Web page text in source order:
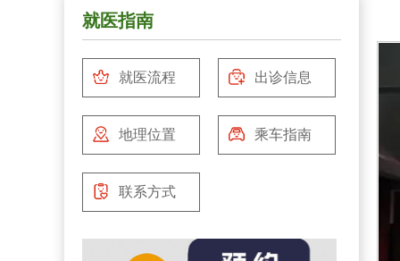
就医指南
就医流程 出诊信息
地理位置 乘车指南
联系方式